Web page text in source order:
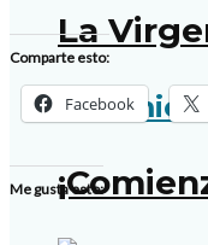
La
Comparte esto:
Facebook
Me gusta esto: